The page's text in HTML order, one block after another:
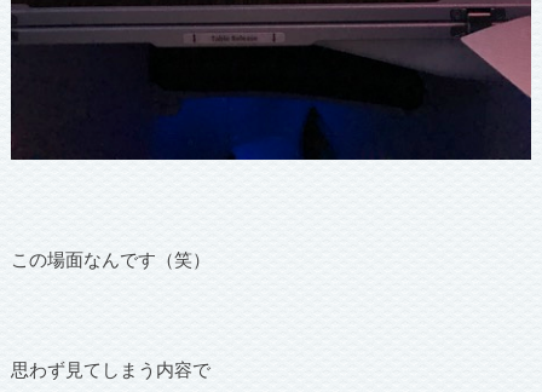
この場面なんです（笑）
思わず見てしまう内容で